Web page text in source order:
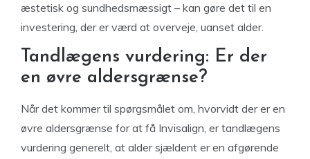
æstetisk og sundhedsmæssigt – kan gøre det til en
investering, der er værd at overveje, uanset alder.
Tandlægens vurdering: Er der
en øvre aldersgrænse?
Når det kommer til spørgsmålet om, hvorvidt der er en
øvre aldersgrænse for at få Invisalign, er tandlægens
vurdering generelt, at alder sjældent er en afgørende